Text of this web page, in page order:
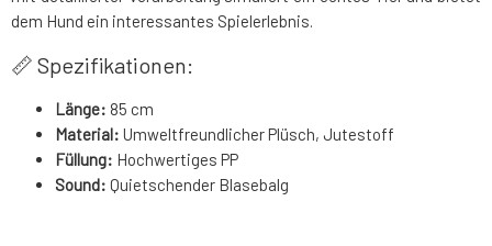
dem Hund ein interessantes Spielerlebnis.
📏 Spezifikationen:
Länge: 85 cm
Material: Umweltfreundlicher Plüsch, Jutestoff
Füllung: Hochwertiges PP
Sound: Quietschender Blasebalg